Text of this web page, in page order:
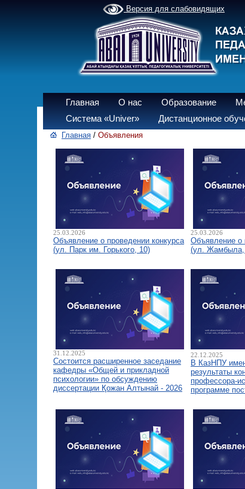
Версия для слабовидящих
Главная О нас Образование
Система «Univer»
Дистанционное
Главная / Объявления
25.03.2026
Объявление о проведении конкурса
(ул. Парк им. Горького, 10)
25.03.2026
Объявление о
(ул. Жамбыла,
31.12.2025
Состоится расширенное заседание
кафедры «Общей и прикладной
психологии» по обсуждению
диссертации Қожан Алтынай - 2026
22.12.2025
В КазНПУ
результаты
профессора-
программе